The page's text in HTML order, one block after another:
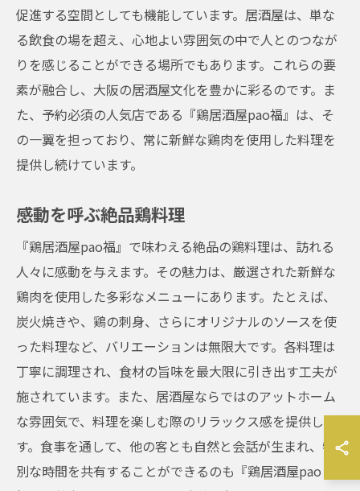
促進する空間としても機能しています。居酒屋は、単な
る飲食の場を超え、心地よい雰囲気の中で人とのつなが
りを感じることができる場所でもあります。これらの要
素が融合し、大阪の居酒屋文化を豊かに彩るのです。ま
た、予約必須の人気店である『鶏居酒屋pao福』は、そ
の一翼を担っており、常に新鮮な鶏肉を使用した料理を
提供し続けています。
感動を呼ぶ絶品鶏料理
『鶏居酒屋pao福』で味わえる絶品の鶏料理は、訪れる
人々に感動を与えます。その魅力は、厳選された新鮮な
鶏肉を使用した多彩なメニューにあります。たとえば、
炭火焼きや、鶏の刺身、さらにオリジナルのソースを使
った料理など、バリエーションは無限大です。各料理は
丁寧に調理され、食材の旨味を最大限に引き出す工夫が
施されています。また、居酒屋ならではのアットホーム
な雰囲気で、料理を楽しむ際のリラックス感を提供しま
す。食事を通して、他の客とも自然と会話が生まれ、特
別な時間を共有することができるのも『鶏居酒屋pao